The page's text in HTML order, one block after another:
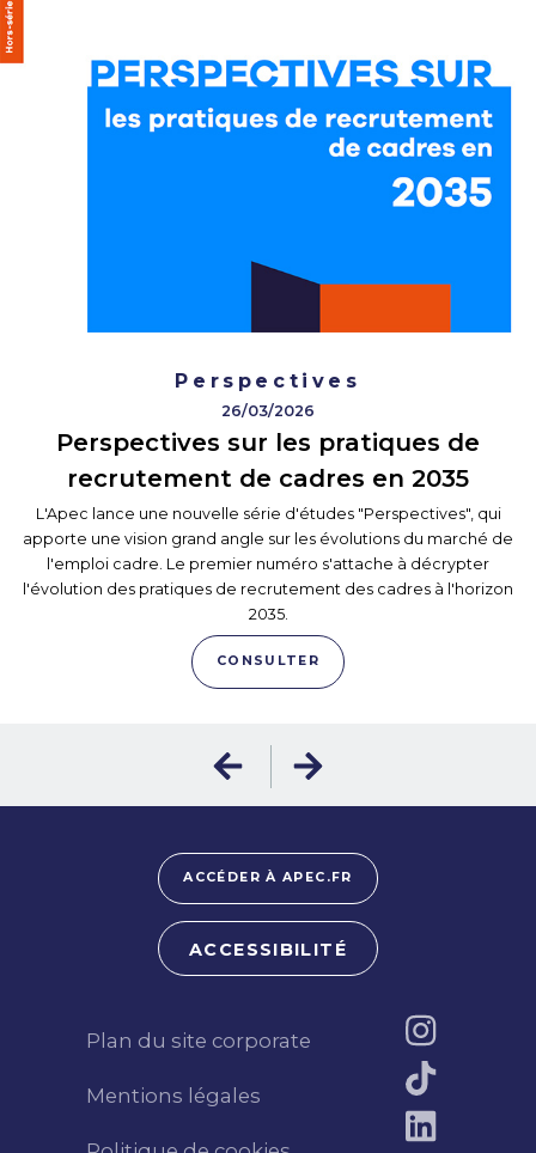
Perspectives
26/03/2026
Perspectives sur les pratiques de
recrutement de cadres en 2035
L'Apec lance une nouvelle série d'études "Perspectives", qui
apporte une vision grand angle sur les évolutions du marché de
l'emploi cadre. Le premier numéro s'attache à décrypter
l'évolution des pratiques de recrutement des cadres à l'horizon
2035.
CONSULTER
Plan du site corporate
Mentions légales
ACCÉDER À APEC.FR
ACCESSIBILITÉ